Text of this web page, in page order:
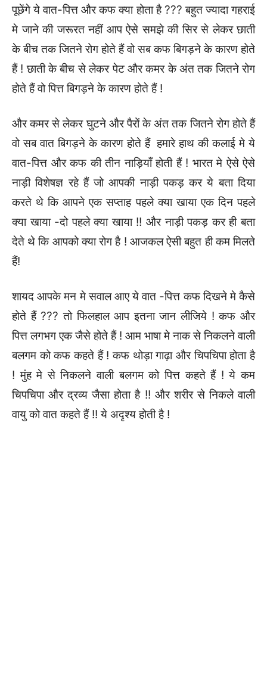
पूछेंगे ये वात-पित्त और कफ क्या होता है ??? बहुत ज्यादा गहराई
मे जाने की जरूरत नहीं आप ऐसे समझे की सिर से लेकर छाती
के बीच तक जितने रोग होते हैं वो सब कफ बिगड़ने के कारण होते
हैं ! छाती के बीच से लेकर पेट और कमर के अंत तक जितने रोग
होते हैं वो पित्त बिगड़ने के कारण होते हैं !
और कमर से लेकर घुटने और पैरों के अंत तक जितने रोग होते हैं
वो सब वात बिगड़ने के कारण होते हैं हमारे हाथ की कलाई मे ये
वात-पित्त और कफ की तीन नाड़ियाँ होती हैं ! भारत मे ऐसे ऐसे
नाड़ी विशेषज्ञ रहे हैं जो आपकी नाड़ी पकड़ कर ये बता दिया
करते थे कि आपने एक सप्ताह पहले क्या खाया एक दिन पहले
क्या खाया -दो पहले क्या खाया !! और नाड़ी पकड़ कर ही बता
देते थे कि आपको क्या रोग है ! आजकल ऐसी बहुत ही कम मिलते
हैं!
शायद आपके मन मे सवाल आए ये वात -पित्त कफ दिखने मे कैसे
होते हैं ??? तो फिलहाल आप इतना जान लीजिये ! कफ और
पित्त लगभग एक जैसे होते हैं ! आम भाषा मे नाक से निकलने वाली
बलगम को कफ कहते हैं ! कफ थोड़ा गाढ़ा और चिपचिपा होता है
! मुंह मे से निकलने वाली बलगम को पित्त कहते हैं ! ये कम
चिपचिपा और द्रव्य जैसा होता है !! और शरीर से निकले वाली
वायु को वात कहते हैं !! ये अदृश्य होती है !